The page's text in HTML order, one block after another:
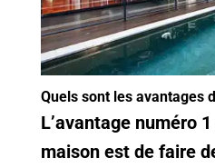
Quels sont les avantages
L’avantage numéro
maison est de faire